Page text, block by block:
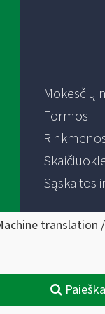
Mokesčių
Formos
Sąskaitos
Paieška